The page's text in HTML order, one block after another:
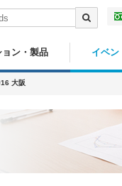
ン・製品 イベン
大阪